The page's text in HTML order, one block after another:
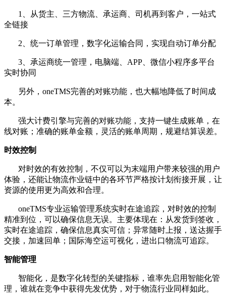
1、从货主、三方物流、承运商、司机再到客户，一站式
全链接
2、统一订单管理，数字化运输合同，实现自动订单分配
3、承运商统一管理，电脑端、APP、微信小程序多平台
实时协同
另外，oneTMS完善的对账功能，也大幅地降低了时间成
本。
强大计费引擎与完善的对账功能，支持一键生成账单，在
线对账；准确的账单金额，灵活的账单周期，规避结算误差。
时效控制
对时效的有效控制，不仅可以为末端用户带来较强的用户
体验，还能让物流作业链中的各环节严格按计划衔接开展，让
资源的使用更为高效和合理。
oneTMS专业运输管理系统实时在途追踪，对时效的控制
精准到位，可以确保信息无误。主要体现在：从发货到签收，
实时在途追踪，确保信息真实可信；异常随时上报，送达握手
交接，加速回单；国际海空运可视化，进出口物流可追踪。
智能管理
智能化，是数字化转型的关键指标，谁率先启用智能化管
理，谁就在竞争中获得先发优势，对于物流行业同样如此。